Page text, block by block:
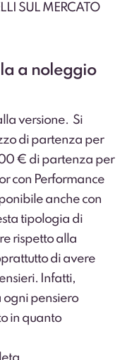
SUL MERCATO
a noleggio
versione. Si
di partenza per
€ di partenza per
con Performance
anche con
tipologia di
rispetto alla
di avere
Infatti,
ogni pensiero
in quanto